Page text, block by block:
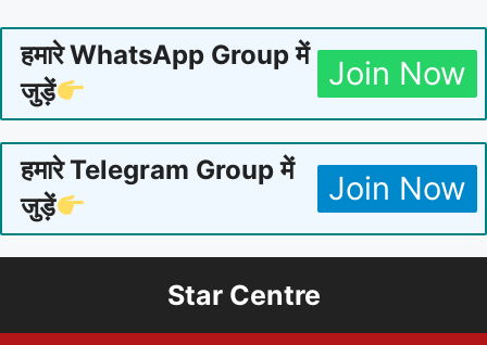
हमारे WhatsApp Group में
जुड़ें
Join Now
हमारे Telegram Group में
जुड़ें
Join Now
Star Centre